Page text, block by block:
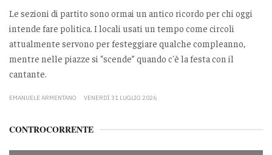
Le sezioni di partito sono ormai un antico ricordo per chi oggi
intende fare politica. I locali usati un tempo come circoli
attualmente servono per festeggiare qualche compleanno,
mentre nelle piazze si “scende” quando c'è la festa con il
cantante.
EMANUELE ARMENTANO VENERDÌ 31 LUGLIO 2026
CONTROCORRENTE